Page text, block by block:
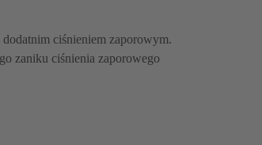
ciśnieniem zaporowym.
zaniku ciśnienia zaporowego